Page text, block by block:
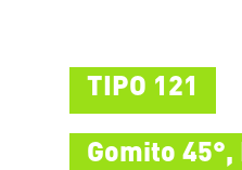
TIPO 121
Gomito 45°,